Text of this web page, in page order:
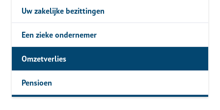
Uw zakelijke bezittingen
Een zieke ondernemer
Omzetverlies
Pensioen